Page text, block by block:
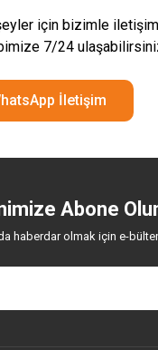
için bizimle
7/24
İletişim
Abone
haberdar olmak için e-